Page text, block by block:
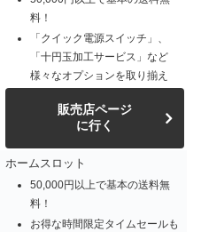
料！
「クイック電源スイッチ」、
「十円玉加工サービス」など
様々なオプションを取り揃え
販売店ページ
に行く
ホームスロット
50,000円以上で基本の送料無
料！
お得な時間限定タイムセールも